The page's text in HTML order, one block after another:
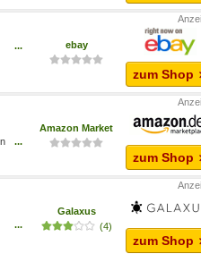
...
ebay
zum Shop
...
Amazon Market
zum Shop
...
Galaxus
(4)
zum Shop